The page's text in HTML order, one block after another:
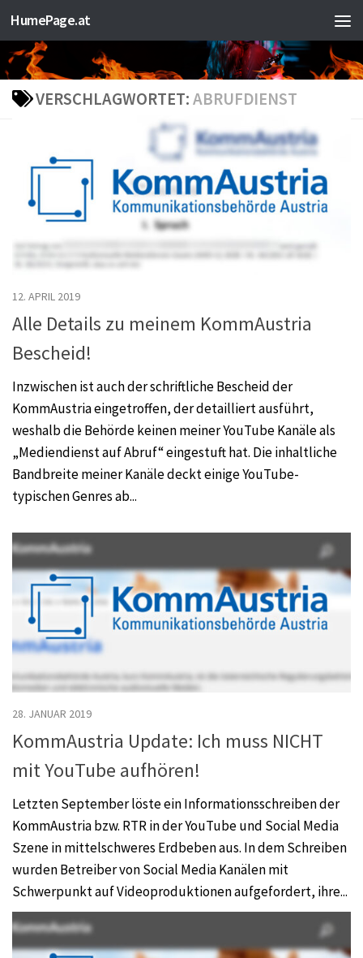
Zum Inhalt springen
HumePage.at
VERSCHLAGWORTET:ABRUFDIENST
12. APRIL 2019
Alle Details zu meinem KommAustria
Bescheid!
Inzwischen ist auch der schriftliche Bescheid der
KommAustria eingetroffen, der detailliert ausführt,
weshalb die Behörde keinen meiner YouTube Kanäle als
„Mediendienst auf Abruf“ eingestuft hat. Die inhaltliche
Bandbreite meiner Kanäle deckt einige YouTube-
typischen Genres ab...
28. JANUAR 2019
KommAustria Update: Ich muss NICHT
mit YouTube aufhören!
Letzten September löste ein Informationsschreiben der
KommAustria bzw. RTR in der YouTube und Social Media
Szene in mittelschweres Erdbeben aus. In dem Schreiben
wurden Betreiber von Social Media Kanälen mit
Schwerpunkt auf Videoproduktionen aufgefordert, ihre...